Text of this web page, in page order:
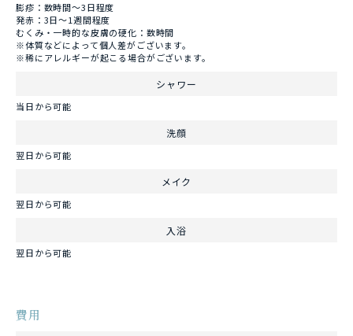
膨疹：数時間～3日程度
発赤：3日～1週間程度
むくみ・一時的な皮膚の硬化：数時間
※体質などによって個人差がございます。
※稀にアレルギーが起こる場合がございます。
シャワー
当日から可能
洗顔
翌日から可能
メイク
翌日から可能
入浴
翌日から可能
費用